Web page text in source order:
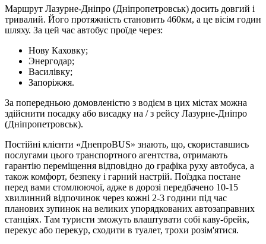
Маршрут Лазурне-Дніпро (Дніпропетровськ) досить довгий і
тривалий. Його протяжність становить 460км, а це вісім годин
шляху. За цей час автобус проїде через:
Нову Каховку;
Энергодар;
Василівку;
Запоріжжя.
За попередньою домовленістю з водієм в цих містах можна
здійснити посадку або висадку на / з рейсу Лазурне-Дніпро
(Дніпропетровськ).
Постійні клієнти «ДнепроBUS» знають, що, скориставшись
послугами цього транспортного агентства, отримають
гарантію переміщення відповідно до графіка руху автобуса, а
також комфорт, безпеку і гарний настрій. Поїздка постане
перед вами стомлюючої, адже в дорозі передбачено 10-15
хвилинний відпочинок через кожні 2-3 години під час
планових зупинок на великих упорядкованих автозаправних
станціях. Там туристи зможуть влаштувати собі каву-брейк,
перекус або перекур, сходити в туалет, трохи розім'ятися.